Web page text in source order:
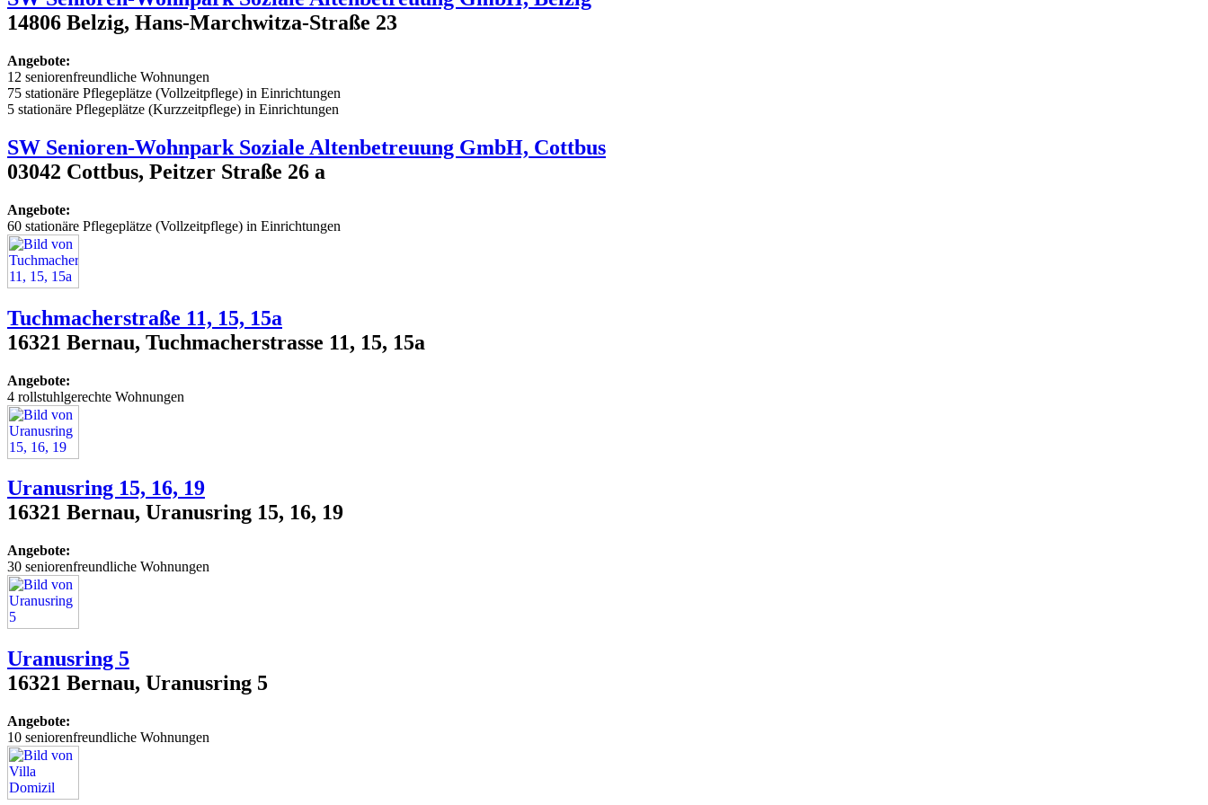
14806 Belzig, Hans-Marchwitza-Straße 23
Angebote:
12 seniorenfreundliche Wohnungen
75 stationäre Pflegeplätze (Vollzeitpflege) in Einrichtungen
5 stationäre Pflegeplätze (Kurzzeitpflege) in Einrichtungen
SW Senioren-Wohnpark Soziale Altenbetreuung GmbH, Cottbus
03042 Cottbus, Peitzer Straße 26 a
Angebote:
60 stationäre Pflegeplätze (Vollzeitpflege) in Einrichtungen
Tuchmacherstraße 11, 15, 15a
16321 Bernau, Tuchmacherstrasse 11, 15, 15a
Angebote:
4 rollstuhlgerechte Wohnungen
Uranusring 15, 16, 19
16321 Bernau, Uranusring 15, 16, 19
Angebote:
30 seniorenfreundliche Wohnungen
Uranusring 5
16321 Bernau, Uranusring 5
Angebote:
10 seniorenfreundliche Wohnungen